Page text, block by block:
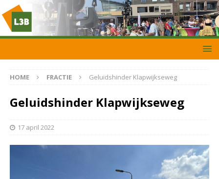
HOME FRACTIE Geluidshinder Klapwijkseweg
Geluidshinder Klapwijkseweg
17 april 2022